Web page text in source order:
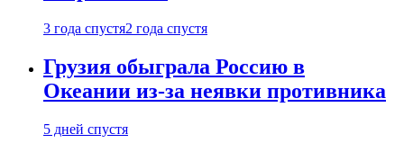
3 года спустя2 года спустя
Грузия обыграла Россию в
Океании из-за неявки противника
5 дней спустя